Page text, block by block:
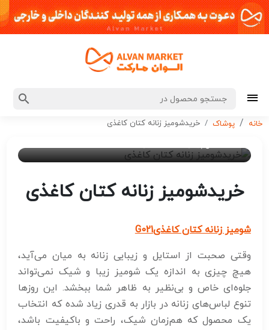
خانه پوشاک
خریدشومیز زنانه کتان کاغذی
خریدشومیز زنانه کتان کاغذی
شومیز زنانه کتان کاغذیG021
وقتی صحبت از استایل و زیبایی زنانه به میان می‌آید،
هیچ چیزی به اندازه یک شومیز زیبا و شیک نمی‌تواند
جلوه‌ای خاص و بی‌نظیر به ظاهر شما ببخشد. این روزها
تنوع لباس‌های زنانه در بازار به قدری زیاد شده که انتخاب
یک محصول که هم‌زمان شیک، راحت و باکیفیت باشد،